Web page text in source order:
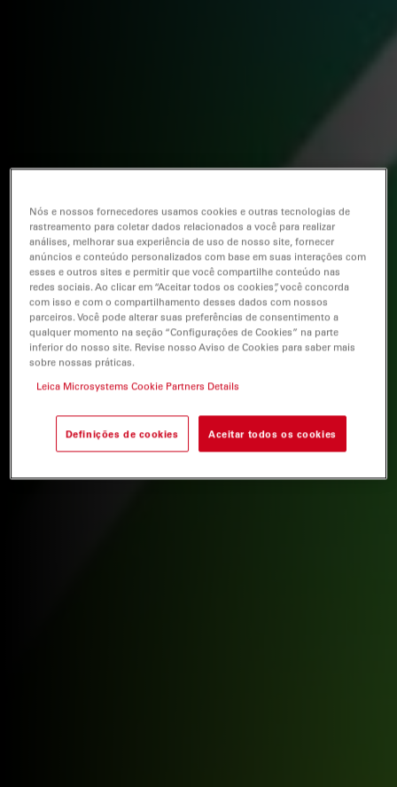
Nós e nossos fornecedores usamos cookies e outras tecnologias de
rastreamento para coletar dados relacionados a você para realizar
análises, melhorar sua experiência de uso de nosso site, fornecer
anúncios e conteúdo personalizados com base em suas interações com
esses e outros sites e permitir que você compartilhe conteúdo nas
redes sociais. Ao clicar em “Aceitar todos os cookies”, você concorda
com isso e com o compartilhamento desses dados com nossos
parceiros. Você pode alterar suas preferências de consentimento a
qualquer momento na seção “Configurações de Cookies” na parte
inferior do nosso site. Revise nosso Aviso de Cookies para saber mais
sobre nossas práticas.
Leica Microsystems Cookie Partners Details
Definições de cookies Aceitar todos os cookies